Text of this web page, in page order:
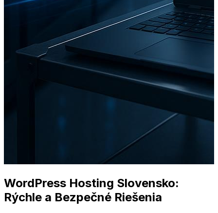
WordPress Hosting Slovensko:
Rýchle a Bezpečné Riešenia